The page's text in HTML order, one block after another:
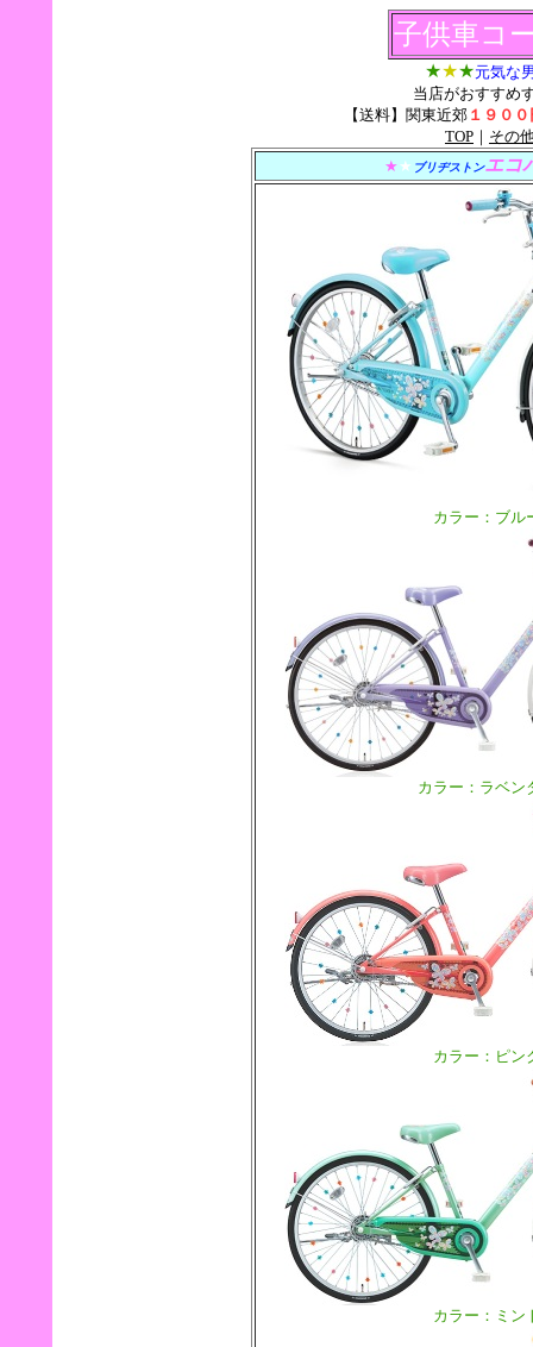
子供車コ
★★★元気な
当店がおすすめ
【送料】関東近郊１９００
TOP ｜ その
★★ ブリヂストンエコ
カラー：ブル
カラー：ラベン
カラー：ピン
カラー：ミン